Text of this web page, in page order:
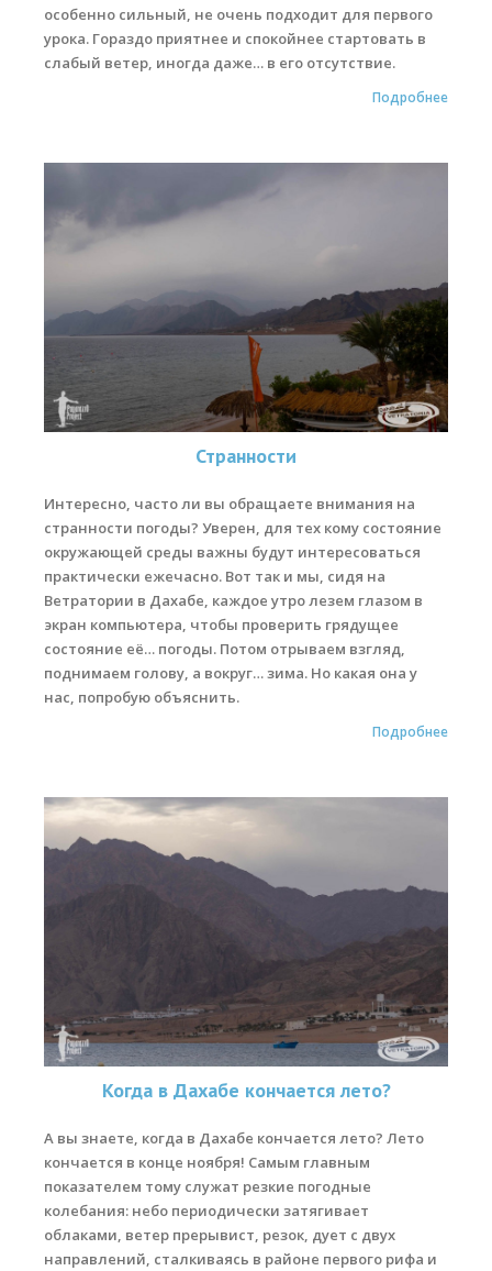
особенно сильный, не очень подходит для первого
урока. Гораздо приятнее и спокойнее стартовать в
слабый ветер, иногда даже… в его отсутствие.
Подробнее
Странности
Интересно, часто ли вы обращаете внимания на
странности погоды? Уверен, для тех кому состояние
окружающей среды важны будут интересоваться
практически ежечасно. Вот так и мы, сидя на
Ветратории в Дахабе, каждое утро лезем глазом в
экран компьютера, чтобы проверить грядущее
состояние её… погоды. Потом отрываем взгляд,
поднимаем голову, а вокруг… зима. Но какая она у
нас, попробую объяснить.
Подробнее
Когда в Дахабе кончается лето?
А вы знаете, когда в Дахабе кончается лето? Лето
кончается в конце ноября! Самым главным
показателем тому служат резкие погодные
колебания: небо периодически затягивает
облаками, ветер прерывист, резок, дует с двух
направлений, сталкиваясь в районе первого рифа и